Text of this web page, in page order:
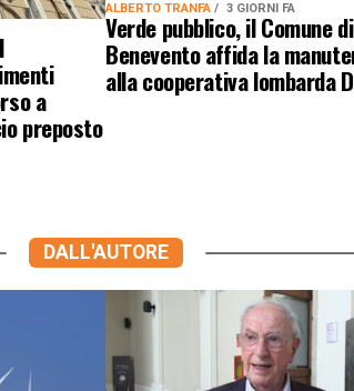
a
preposto
ALBERTO TRANFA 3 GIORNI FA
Verde pubblico, il Comune di
Benevento affida la
alla cooperativa lombarda
DALL'AUTORE